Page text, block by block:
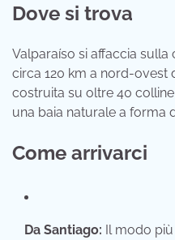
Dove si trova
Valparaíso si affaccia sulla
circa 120 km a nord-ovest
costruita su oltre 40 colline
una baia naturale a forma
Come arrivarci
Da Santiago: Il modo